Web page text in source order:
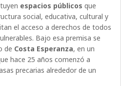
espacios públicos que
social, educativa, cultural y
el acceso a derechos de todos
Bajo esa premisa se
de Costa Esperanza, en un
hace 25 años comenzó a
precarias alrededor de un